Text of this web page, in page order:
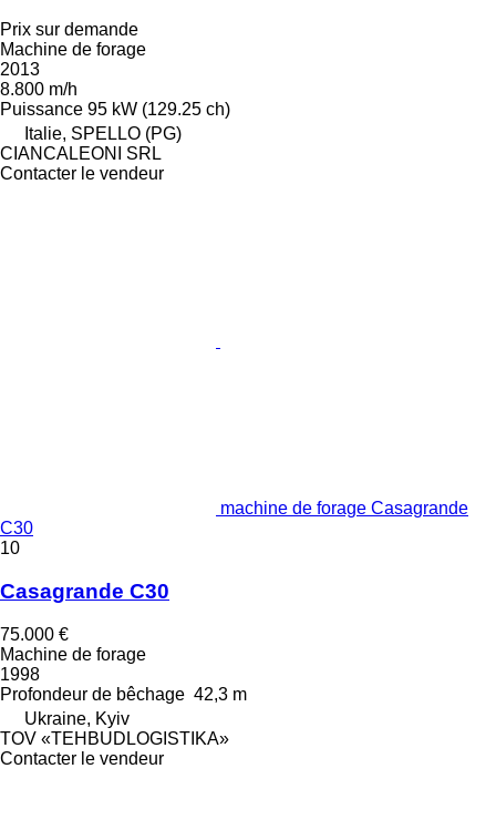
Prix sur demande
Machine de forage
2013
8.800 m/h
Puissance 95 kW (129.25 ch)
Italie, SPELLO (PG)
CIANCALEONI SRL
Contacter le vendeur
machine de forage Casagrande
C30
10
Casagrande C30
75.000 €
Machine de forage
1998
Profondeur de bêchage 42,3 m
Ukraine, Kyiv
TOV «TEHBUDLOGISTIKA»
Contacter le vendeur